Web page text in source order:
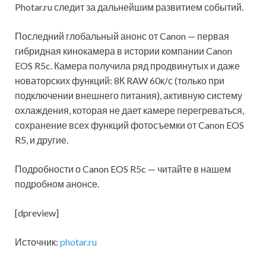
Photar.ru следит за дальнейшим развитием событий.
Последний глобальный анонс от Canon — первая
гибридная кинокамера в истории компании Canon
EOS R5c. Камера получила ряд продвинутых и даже
новаторских функций: 8К RAW 60к/с (только при
подключении внешнего питания), активную систему
охлаждения, которая не дает камере перегреваться,
сохранение всех функций фотосъемки от Canon EOS
R5, и другие.
Подробности о Canon EOS R5c — читайте в нашем
подробном анонсе.
[dpreview]
Источник: photar.ru